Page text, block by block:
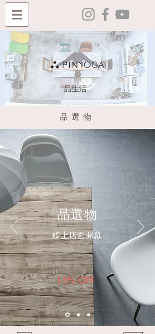
​品生活
​品選物
品選物
線上店面開幕
15% OFF